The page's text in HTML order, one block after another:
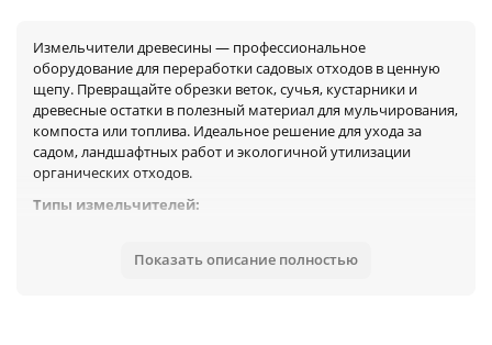
Измельчители древесины — профессиональное
оборудование для переработки садовых отходов в ценную
щепу. Превращайте обрезки веток, сучья, кустарники и
древесные остатки в полезный материал для мульчирования,
компоста или топлива. Идеальное решение для ухода за
садом, ландшафтных работ и экологичной утилизации
органических отходов.
Типы измельчителей:
• Мощность: 2.2–3 кВтПоказать описание полностью